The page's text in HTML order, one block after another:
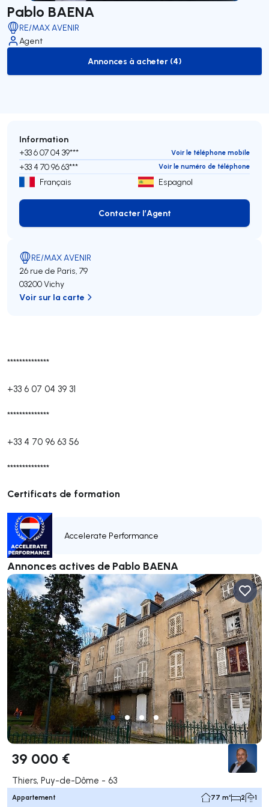
Pablo BAENA
RE/MAX AVENIR
Agent
to-buy-listing
Annonces à acheter (4)
**************
+33 6 07 04 39 31
**************
+33 4 70 96 63 56
**************
Certificats de formation
Accelerate Performance
Annonces actives de Pablo BAENA
39 000 €
Thiers, Puy-de-Dôme - 63
Appartement 77 m² 2 1
Information
+33 6 07 04 39*** Voir le téléphone mobile
+33 4 70 96 63*** Voir le numéro de téléphone
Français Espagnol
Contacter l’Agent
Contacter l’Agent
RE/MAX AVENIR
26 rue de Paris, 79
03200 Vichy
Voir sur la carte